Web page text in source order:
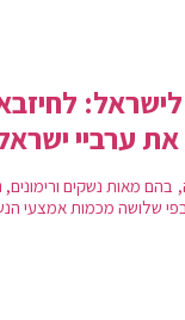
ערביי
לחימה, בהם מאות נשקים
שלושה מכמות אמצעי הנשק